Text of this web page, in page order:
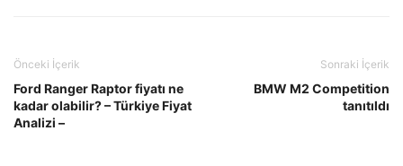
Önceki İçerik
Ford Ranger Raptor fiyatı ne
kadar olabilir? – Türkiye Fiyat
Analizi –
Sonraki İçerik
BMW M2 Competition
tanıtıldı